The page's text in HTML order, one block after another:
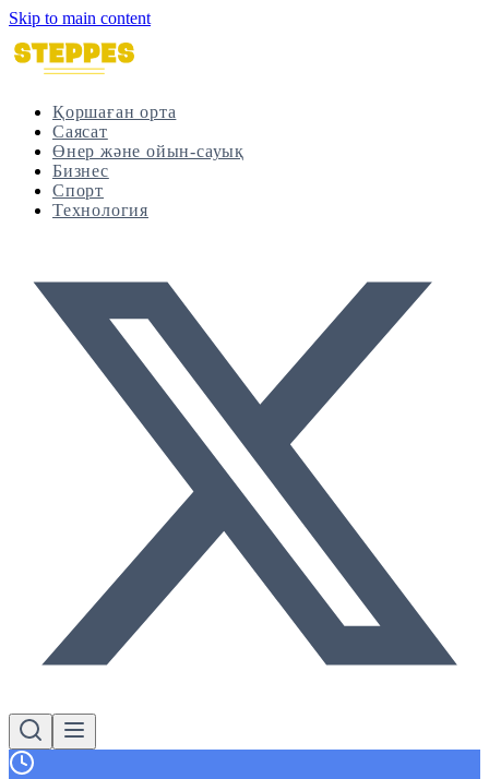
Skip to main content
Қоршаған орта
Саясат
Өнер және ойын-сауық
Бизнес
Спорт
Технология